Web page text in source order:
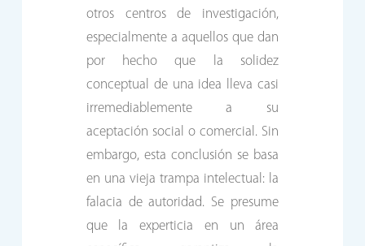
otros centros de investigación,
especialmente a aquellos que dan
por hecho que la solidez
conceptual de una idea lleva casi
irremediablemente a su
aceptación social o comercial. Sin
embargo, esta conclusión se basa
en una vieja trampa intelectual: la
falacia de autoridad. Se presume
que la experticia en un área